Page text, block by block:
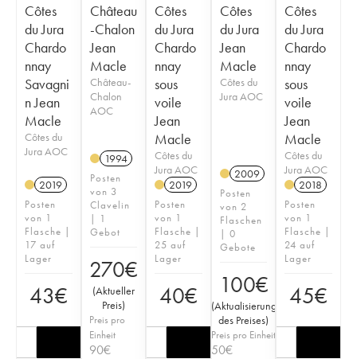
Côtes
du Jura
Chardo
nnay
Savagni
n Jean
Macle
Côtes du
Jura AOC
2019
Posten
von 1
Flasche |
17 auf
Lager
43€
Château
-Chalon
Jean
Macle
Château-
Chalon
AOC
1994
Posten
von 3
Clavelin
| 1
Gebot
270€
(Aktueller
Preis)
Preis pro
Einheit
90€
Côtes
du Jura
Chardo
nnay
sous
voile
Jean
Macle
Côtes du
Jura AOC
2019
Posten
von 1
Flasche |
25 auf
Lager
40€
Côtes
du Jura
Jean
Macle
Côtes du
Jura AOC
2009
Posten
von 2
Flaschen
| 0
Gebote
100€
(Aktualisierung
des Preises)
Preis pro Einheit
50€
Côtes
du Jura
Chardo
nnay
sous
voile
Jean
Macle
Côtes du
Jura AOC
2018
Posten
von 1
Flasche |
24 auf
Lager
45€